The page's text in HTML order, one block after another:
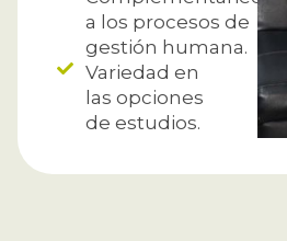
a los procesos de
gestión humana.
Variedad en
las opciones
de estudios.